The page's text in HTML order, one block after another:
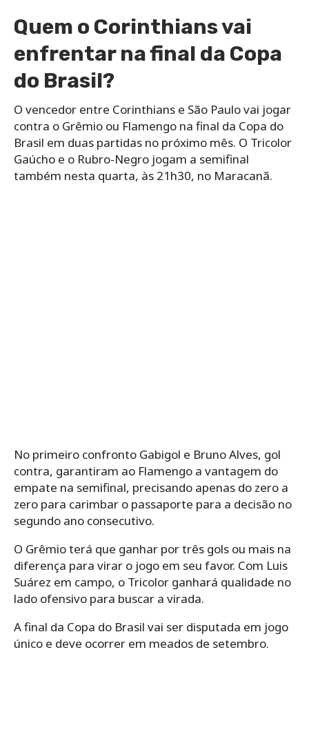
Quem o Corinthians vai
enfrentar na final da Copa
do Brasil?
O vencedor entre Corinthians e São Paulo vai jogar
contra o Grêmio ou Flamengo na final da Copa do
Brasil em duas partidas no próximo mês. O Tricolor
Gaúcho e o Rubro-Negro jogam a semifinal
também nesta quarta, às 21h30, no Maracanã.
No primeiro confronto Gabigol e Bruno Alves, gol
contra, garantiram ao Flamengo a vantagem do
empate na semifinal, precisando apenas do zero a
zero para carimbar o passaporte para a decisão no
segundo ano consecutivo.
O Grêmio terá que ganhar por três gols ou mais na
diferença para virar o jogo em seu favor. Com Luis
Suárez em campo, o Tricolor ganhará qualidade no
lado ofensivo para buscar a virada.
A final da Copa do Brasil vai ser disputada em jogo
único e deve ocorrer em meados de setembro.